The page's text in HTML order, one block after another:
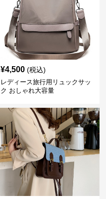
¥4,500 (税込)
レディース旅行用リュックサッ
ク おしゃれ大容量